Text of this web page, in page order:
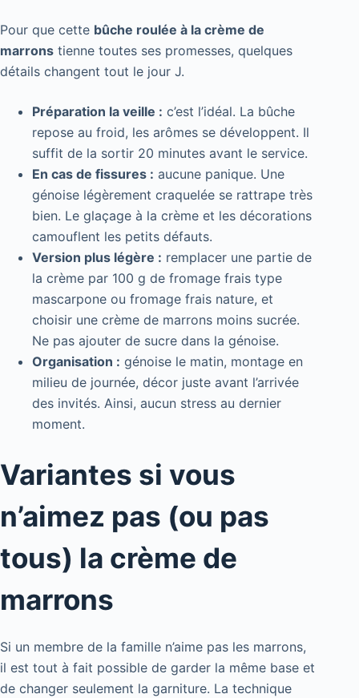
Pour que cette bûche roulée à la crème de
marrons tienne toutes ses promesses, quelques
détails changent tout le jour J.
Préparation la veille : c’est l’idéal. La bûche
repose au froid, les arômes se développent. Il
suffit de la sortir 20 minutes avant le service.
En cas de fissures : aucune panique. Une
génoise légèrement craquelée se rattrape très
bien. Le glaçage à la crème et les décorations
camouflent les petits défauts.
Version plus légère : remplacer une partie de
la crème par 100 g de fromage frais type
mascarpone ou fromage frais nature, et
choisir une crème de marrons moins sucrée.
Ne pas ajouter de sucre dans la génoise.
Organisation : génoise le matin, montage en
milieu de journée, décor juste avant l’arrivée
des invités. Ainsi, aucun stress au dernier
moment.
Variantes si vous
n’aimez pas (ou pas
tous) la crème de
marrons
Si un membre de la famille n’aime pas les marrons,
il est tout à fait possible de garder la même base et
de changer seulement la garniture. La technique